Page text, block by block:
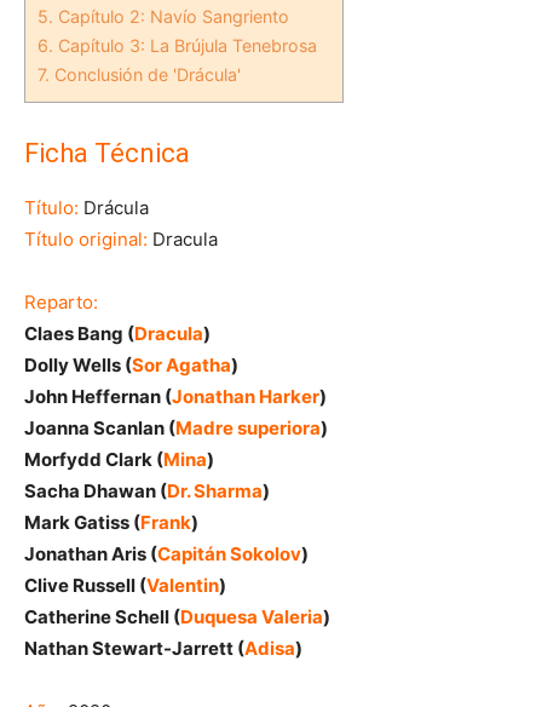
5. Capítulo 2: Navío Sangriento
6. Capítulo 3: La Brújula Tenebrosa
7. Conclusión de 'Drácula'
Ficha Técnica
Título: Drácula
Título original: Dracula
Reparto:
Claes Bang (Dracula)
Dolly Wells (Sor Agatha)
John Heffernan (Jonathan Harker)
Joanna Scanlan (Madre superiora)
Morfydd Clark (Mina)
Sacha Dhawan (Dr. Sharma)
Mark Gatiss (Frank)
Jonathan Aris (Capitán Sokolov)
Clive Russell (Valentin)
Catherine Schell (Duquesa Valeria)
Nathan Stewart-Jarrett (Adisa)